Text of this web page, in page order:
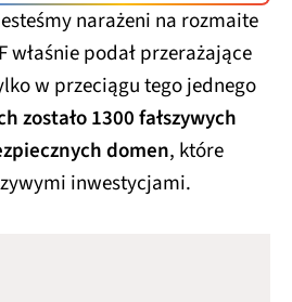
narażeni na rozmaite
właśnie podał przerażające
w przeciągu tego jednego
zostało 1300 fałszywych
domen, które
inwestycjami.